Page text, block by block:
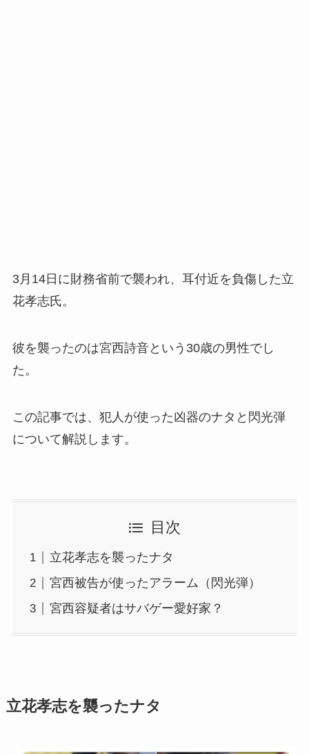
3月14日に財務省前で襲われ、耳付近を負傷した立
花孝志氏。
彼を襲ったのは宮西詩音という30歳の男性でし
た。
この記事では、犯人が使った凶器のナタと閃光弾
について解説します。
目次
立花孝志を襲ったナタ
宮西被告が使ったアラーム（閃光弾）
宮西容疑者はサバゲー愛好家？
立花孝志を襲ったナタ